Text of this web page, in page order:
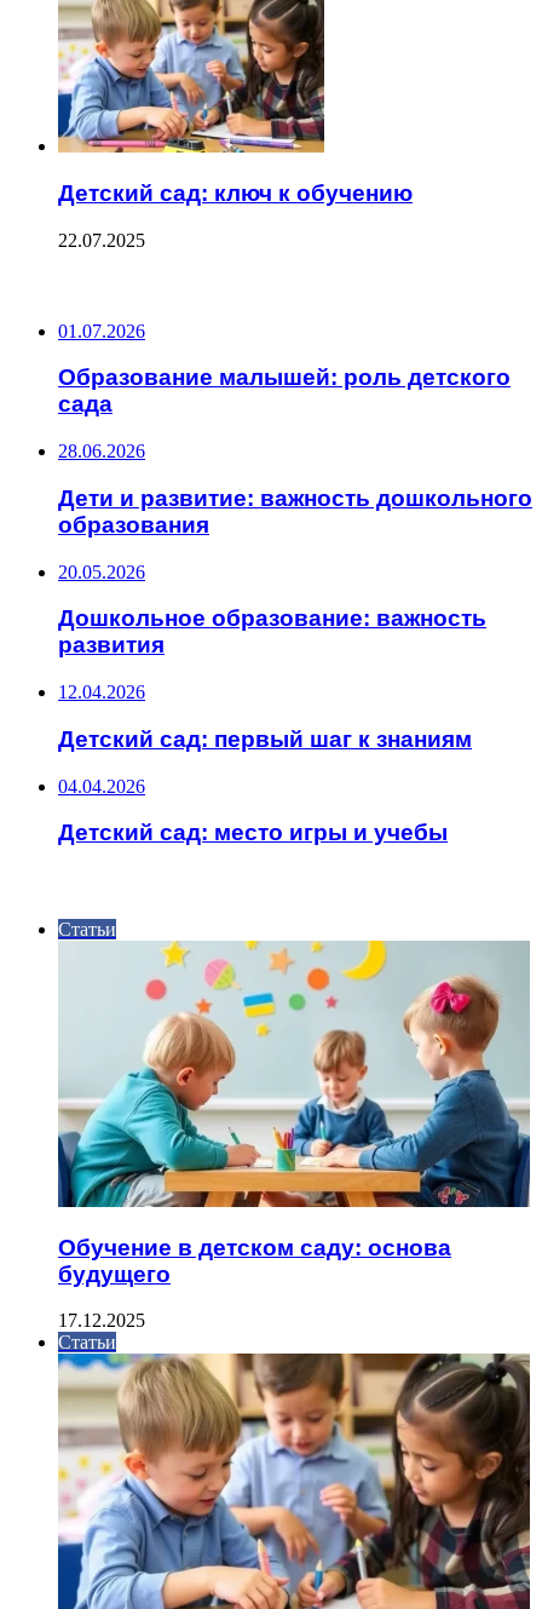
Детский сад: ключ к обучению
22.07.2025
01.07.2026
Образование малышей: роль детского
сада
28.06.2026
Дети и развитие: важность дошкольного
образования
20.05.2026
Дошкольное образование: важность
развития
12.04.2026
Детский сад: первый шаг к знаниям
04.04.2026
Детский сад: место игры и учебы
Статьи
Обучение в детском саду: основа
будущего
17.12.2025
Статьи